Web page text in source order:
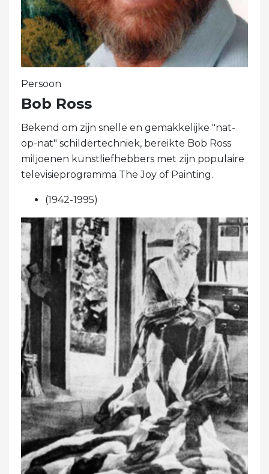
Persoon
Bob Ross
Bekend om zijn snelle en gemakkelijke "nat-
op-nat" schildertechniek, bereikte Bob Ross
miljoenen kunstliefhebbers met zijn populaire
televisieprogramma The Joy of Painting.
(1942-1995)